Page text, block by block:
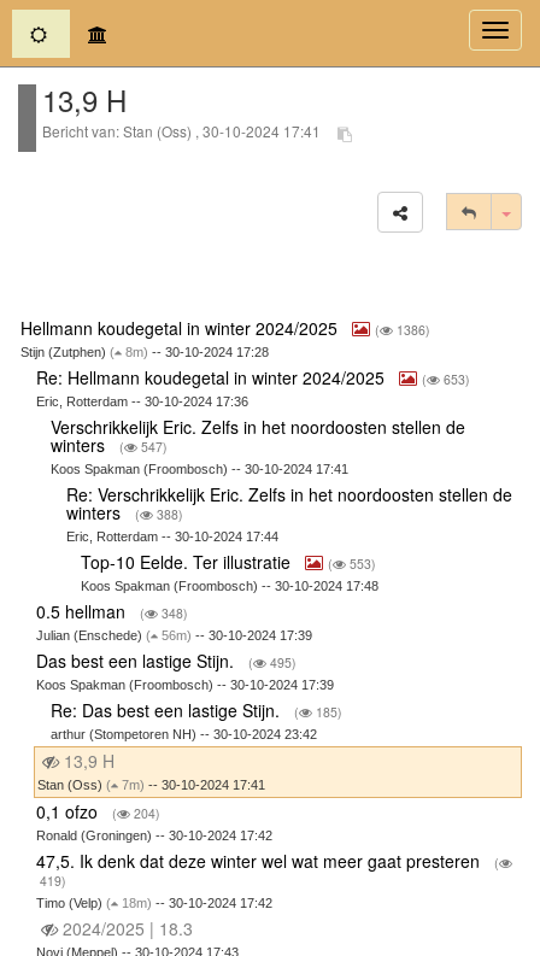
(current)
13,9 H
Bericht van: Stan (Oss) , 30-10-2024 17:41
Hellmann koudegetal in winter 2024/2025 ( 1386)
Stijn (Zutphen) ( 8m) -- 30-10-2024 17:28
Re: Hellmann koudegetal in winter 2024/2025 ( 653)
Eric, Rotterdam -- 30-10-2024 17:36
Verschrikkelijk Eric. Zelfs in het noordoosten stellen de
winters ( 547)
Koos Spakman (Froombosch) -- 30-10-2024 17:41
Re: Verschrikkelijk Eric. Zelfs in het noordoosten stellen de
winters ( 388)
Eric, Rotterdam -- 30-10-2024 17:44
Top-10 Eelde. Ter illustratie ( 553)
Koos Spakman (Froombosch) -- 30-10-2024 17:48
0.5 hellman ( 348)
Julian (Enschede) ( 56m) -- 30-10-2024 17:39
Das best een lastige Stijn. ( 495)
Koos Spakman (Froombosch) -- 30-10-2024 17:39
Re: Das best een lastige Stijn. ( 185)
arthur (Stompetoren NH) -- 30-10-2024 23:42
13,9 H
Stan (Oss) ( 7m) -- 30-10-2024 17:41
0,1 ofzo ( 204)
Ronald (Groningen) -- 30-10-2024 17:42
47,5. Ik denk dat deze winter wel wat meer gaat presteren
(
419)
Timo (Velp) ( 18m) -- 30-10-2024 17:42
2024/2025 | 18.3
Novi (Meppel) -- 30-10-2024 17:43